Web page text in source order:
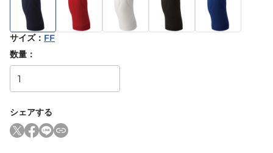
サイズ： FF
数量：
シェアする